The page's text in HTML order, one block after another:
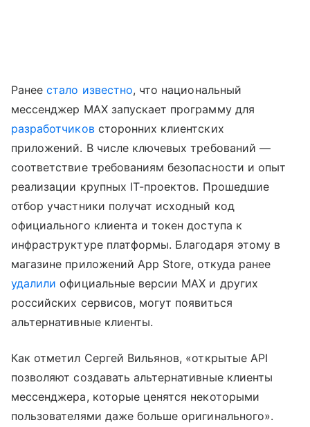
Ранеестало известно, что национальный
мессенджер MAX запускает программу для
разработчиковсторонних клиентских
приложений. В числе ключевых требований —
соответствие требованиям безопасности и опыт
реализации крупных IT-проектов. Прошедшие
отбор участники получат исходный код
официального клиента и токен доступа к
инфраструктуре платформы. Благодаря этому в
магазине приложений App Store, откуда ранее
удалили официальные версии MAX и других
российских сервисов, могут появиться
альтернативные клиенты.
Как отметил Сергей Вильянов, «открытые API
позволяют создавать альтернативные клиенты
мессенджера, которые ценятся некоторыми
пользователями даже больше оригинального».